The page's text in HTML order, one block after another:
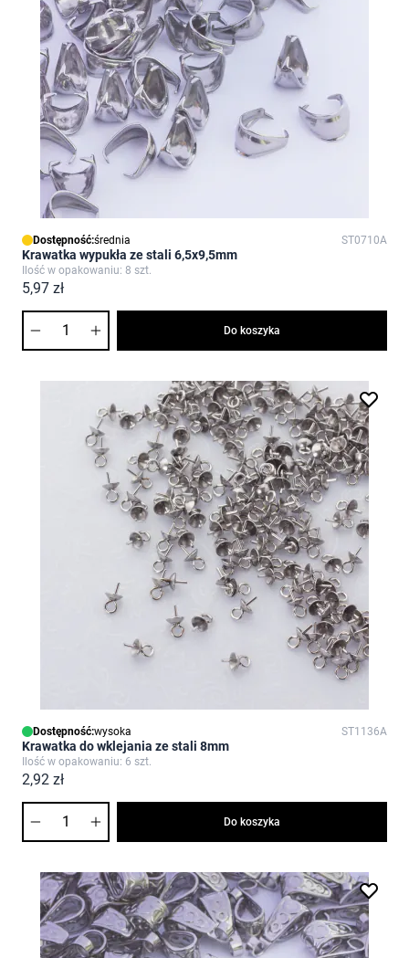
Dostępność:średnia ST0710A
Krawatka wypukła ze stali 6,5x9,5mm
Ilość w opakowaniu: 8 szt.
5,97 zł
Do koszyka
Dostępność:wysoka ST1136A
Krawatka do wklejania ze stali 8mm
Ilość w opakowaniu: 6 szt.
2,92 zł
Do koszyka